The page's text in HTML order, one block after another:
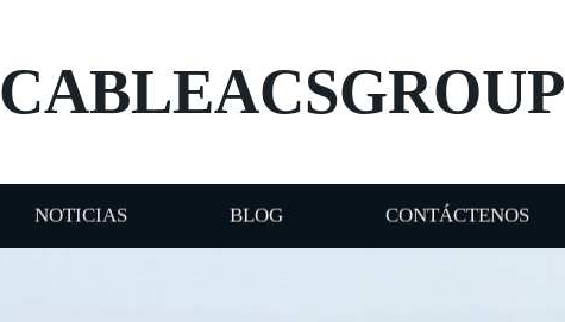
CABLEACSGROUP
NOTICIAS BLOG CONTÁCTENOS